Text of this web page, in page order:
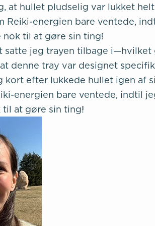
at hullet pludselig var lukket
Reiki-energien bare ventede,
til at gøre sin ting!
satte jeg trayen tilbage i—hvilket
denne tray var designet
kort efter lukkede hullet igen af
energien bare ventede, indtil
at gøre sin ting!